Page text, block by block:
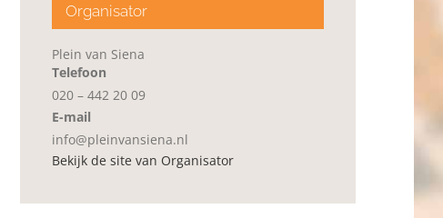
Organisator
Plein van Siena
Telefoon
020 – 442 20 09
E-mail
info@pleinvansiena.nl
Bekijk de site van Organisator